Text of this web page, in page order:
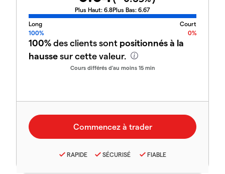
Plus Haut: 6.8Plus Bas: 6.67
Long
Court
100%
0%
100%des clients sont positionnés à la
haussesur cette valeur.
Cours différés d'au moins 15 min
RAPIDE SÉCURISÉ FIABLE